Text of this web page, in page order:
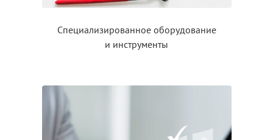
Специализированное оборудование
и инструменты